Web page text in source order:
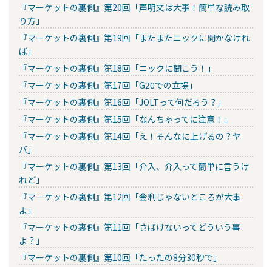
『マーケットの裏側』第20回「声明文は大事！簡単な読み取
り方」
『マーケットの裏側』第19回「またまたニックに聞かなけれ
ば」
『マーケットの裏側』第18回「ニックに聞こう！」
『マーケットの裏側』第17回「G20での立場」
『マーケットの裏側』第16回「JOLTって何だろう？」
『マーケットの裏側』第15回「なんちゃってに注意！」
『マーケットの裏側』第14回「え！そんなに上げるの？ヤ
バ」
『マーケットの裏側』第13回「介入、介入って簡単に言うけ
れど」
『マーケットの裏側』第12回「金利じゃないところが大事
よ」
『マーケットの裏側』第11回「さばけないってどういう事
よ？」
『マーケットの裏側』第10回「たったの8分30秒で」